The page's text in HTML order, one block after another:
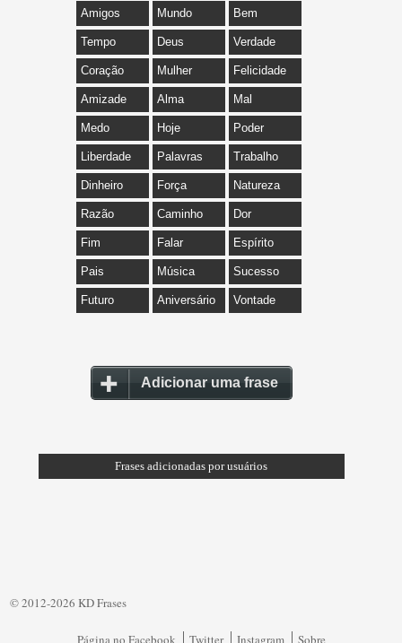
Amigos Mundo Bem
Tempo Deus Verdade
Coração Mulher Felicidade
Amizade Alma Mal
Medo Hoje Poder
Liberdade Palavras Trabalho
Dinheiro Força Natureza
Razão Caminho Dor
Fim Falar Espírito
Pais Música Sucesso
Futuro Aniversário Vontade
Adicionar uma frase
Frases adicionadas por usuários
© 2012-2026 KD Frases
Página no Facebook Twitter Instagram Sobre